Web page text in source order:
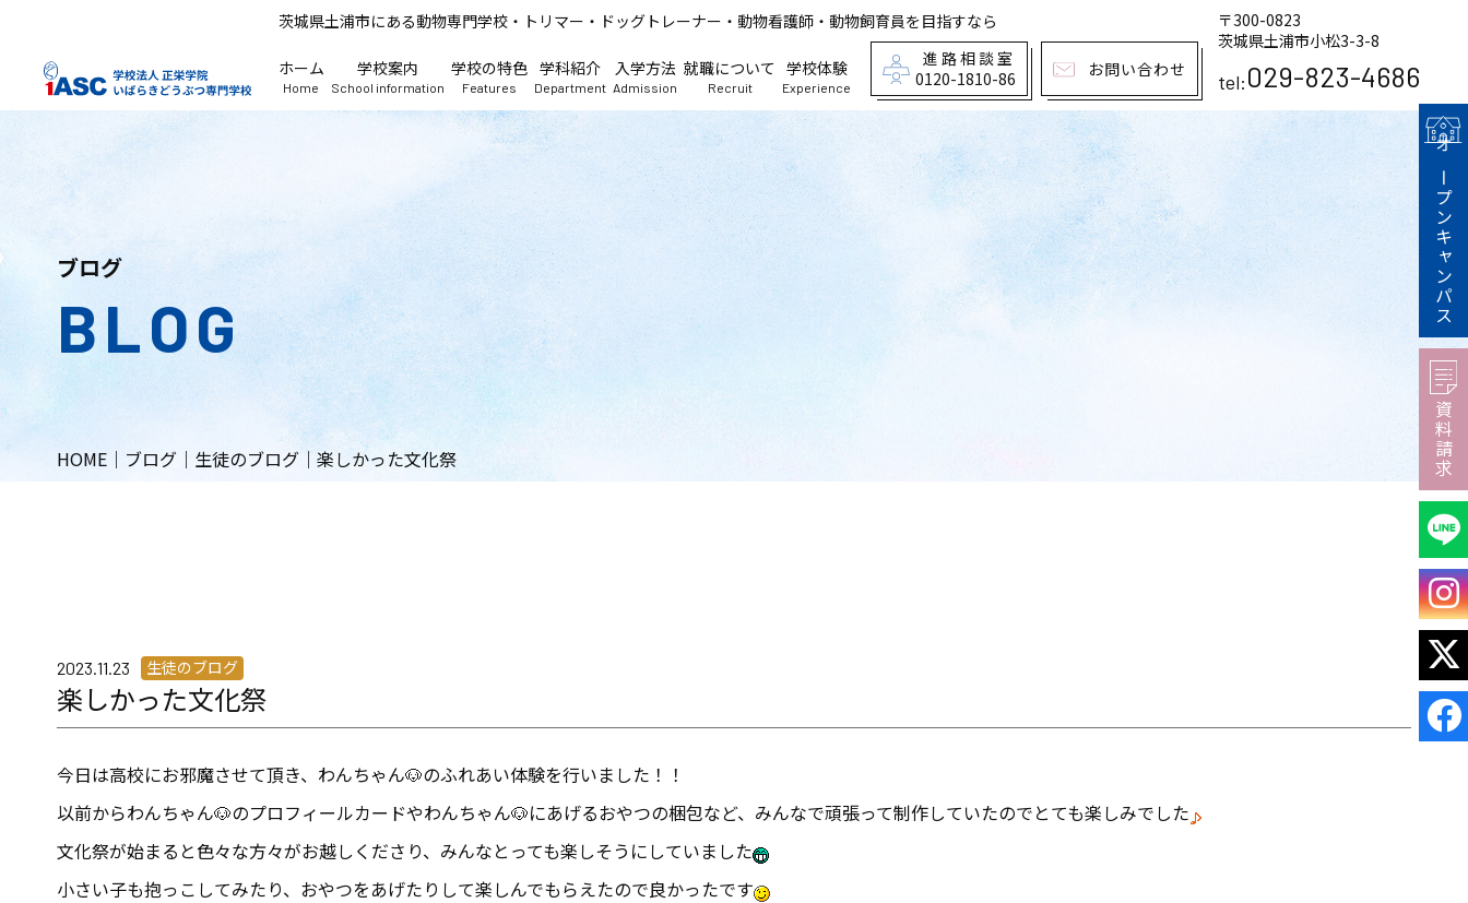
茨城県土浦市にある動物専門学校・トリマー・ドッグトレーナー・動物看護師・動物飼育員を目指すなら
ホーム
Home
学校案内
School information
学校の特色
Features
学科紹介
Department
入学方法
Admission
就職について
Recruit
学校体験
Experience
進路相談室
0120-1810-86
お問い合わせ
〒300-0823
茨城県土浦市小松3-3-8
tel:029-823-4686
ブログ
BLOG
HOME ｜ ブログ ｜ 生徒のブログ ｜楽しかった文化祭
2023.11.23 生徒のブログ
楽しかった文化祭
今日は高校にお邪魔させて頂き、わんちゃん🐶のふれあい体験を行いました！！
以前からわんちゃん🐶のプロフィールカードやわんちゃん🐶にあげるおやつの梱包など、みんなで頑張って制作していたのでとても楽しみでした
文化祭が始まると色々な方々がお越しくださり、みんなとっても楽しそうにしていました
小さい子も抱っこしてみたり、おやつをあげたりして楽しんでもらえたので良かったです
オープンキャンパス
資料請求